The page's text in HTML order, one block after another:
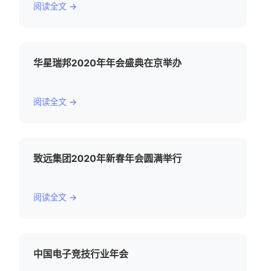
阅读全文 →
华星瑞邦2020年年会盛典在京举办
阅读全文 →
致远集团2020年新春年会圆满举行
阅读全文 →
中国电子竞技行业年会